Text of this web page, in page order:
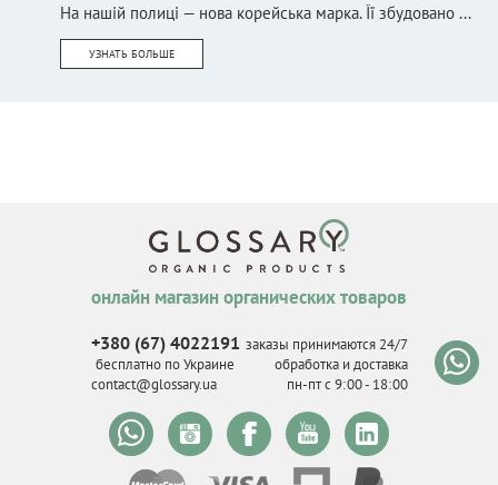
На нашій полиці — нова корейська марка. Її збудовано ...
УЗНАТЬ БОЛЬШЕ
онлайн магазин органических товаров
+380 (67) 4022191
бесплатно по Украине
contact@glossary.ua
заказы принимаются 24/7
обработка и доставка
пн-пт с 9:00 - 18:00